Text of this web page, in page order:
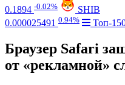
0.1894 -0.02%
SHIB
0.000025491 0.94% Топ-
Браузер Safari
от «рекламной»